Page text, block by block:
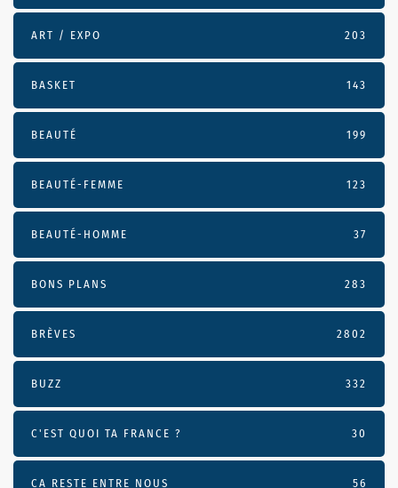
ART / EXPO 203
BASKET 143
BEAUTÉ 199
BEAUTÉ-FEMME 123
BEAUTÉ-HOMME 37
BONS PLANS 283
BRÈVES 2802
BUZZ 332
C'EST QUOI TA FRANCE ? 30
CA RESTE ENTRE NOUS 56